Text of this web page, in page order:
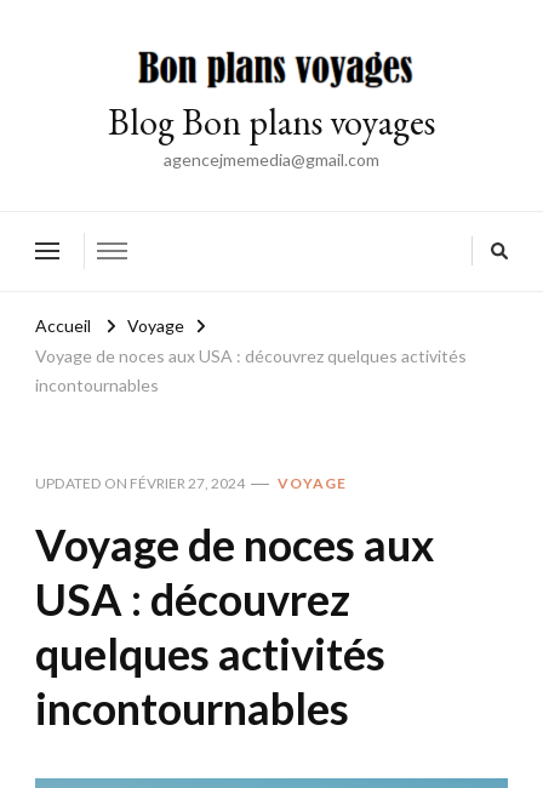
Blog Bon plans voyages
agencejmemedia@gmail.com
Accueil
Voyage
Voyage de noces aux USA : découvrez quelques activités
incontournables
UPDATED ON FÉVRIER 27, 2024 VOYAGE
Voyage de noces aux
USA : découvrez
quelques activités
incontournables